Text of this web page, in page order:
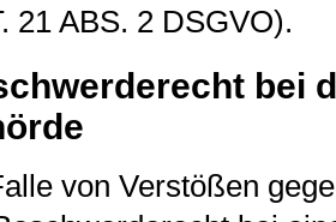
21 ABS. 2 DSGVO).
bei
von Verstößen